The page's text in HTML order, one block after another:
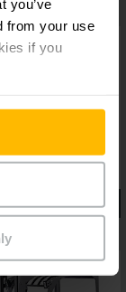
you’ve
from your use
if you